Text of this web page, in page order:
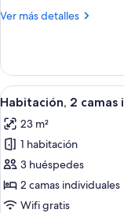
de
sofá
cama,
balcón
Ver más detalles
Más
1
cama
de
con
sofá
cama,
balcón
Abrir
todas
las
fotos
de
Habitación,
2
9
Habitación, 2 camas
23 m²
1 habitación
3 huéspedes
2 camas individuales
Wifi gratis